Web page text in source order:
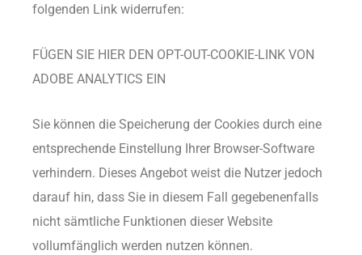
folgenden Link widerrufen:
FÜGEN SIE HIER DEN OPT-OUT-COOKIE-LINK VON
ADOBE ANALYTICS EIN
Sie können die Speicherung der Cookies durch eine
entsprechende Einstellung Ihrer Browser-Software
verhindern. Dieses Angebot weist die Nutzer jedoch
darauf hin, dass Sie in diesem Fall gegebenenfalls
nicht sämtliche Funktionen dieser Website
vollumfänglich werden nutzen können.